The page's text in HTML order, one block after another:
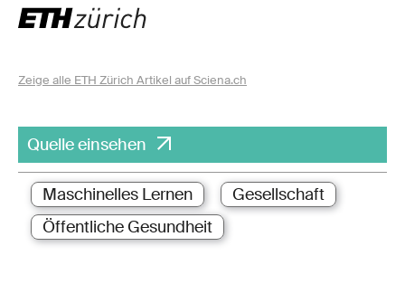
Zeige alle ETH Zürich Artikel auf Sciena.ch
Quelle einsehen
Maschinelles Lernen
Gesellschaft
Öffentliche Gesundheit